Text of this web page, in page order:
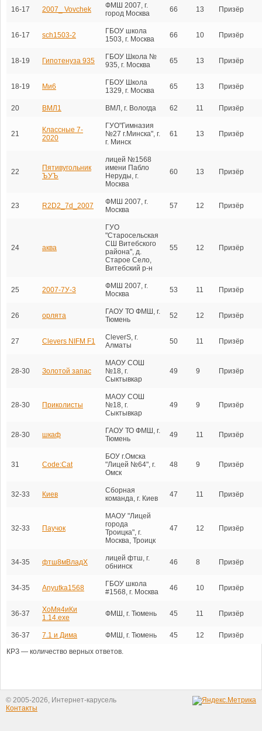
16-17 2007_ Vovchek
ФМШ 2007, г.
город Москва
66 13 Призёр
16-17 sch1503-2
ГБОУ школа
1503, г. Москва
66 10 Призёр
18-19 Гипотенуза 935
ГБОУ Школа №
935, г. Москва
65 13 Призёр
18-19 Ми6
ГБОУ Школа
1329, г. Москва
65 13 Призёр
20 ВМЛ1 ВМЛ, г. Вологда 62 11 Призёр
21
Классные 7-
2020
ГУО"Гимназия
№27 г.Минска", г.
г. Минск
61 13 Призёр
22
Пятивугольник
ЪУЪ
лицей №1568
имени Пабло
Неруды, г.
Москва
60 13 Призёр
23 R2D2_7d_2007
ФМШ 2007, г.
Москва
57 12 Призёр
24 аква
ГУО
"Старосельская
СШ Витебского
района", д.
Старое Село,
Витебский р-н
55 12 Призёр
25 2007-7У-3
ФМШ 2007, г.
Москва
53 11 Призёр
26 орлята
ГАОУ ТО ФМШ, г.
Тюмень
52 12 Призёр
27 Clevers NIFM F1
CleverS, г.
Алматы
50 11 Призёр
28-30 Золотой запас
МАОУ СОШ
№18, г.
Сыктывкар
49 9 Призёр
28-30 Приколисты
МАОУ СОШ
№18, г.
Сыктывкар
49 9 Призёр
28-30 шкаф
ГАОУ ТО ФМШ, г.
Тюмень
49 11 Призёр
31 Code:Cat
БОУ г.Омска
"Лицей №64", г.
Омск
48 9 Призёр
32-33 Киев
Сборная
команда, г. Киев
47 11 Призёр
32-33 Паучок
МАОУ "Лицей
города
Троицка", г.
Москва, Троицк
47 12 Призёр
34-35 фтш8мВладХ
лицей фтш, г.
обнинск
46 8 Призёр
34-35 Anyutka1568
ГБОУ школа
#1568, г. Москва
46 10 Призёр
36-37
ХоМя4иКи
1.14.ехе
ФМШ, г. Тюмень 45 11 Призёр
36-37 7.1 и Дима ФМШ, г. Тюмень 45 12
Призёр
КРЗ — количество верных ответов.
© 2005-2026, Интернет-карусель
Контакты